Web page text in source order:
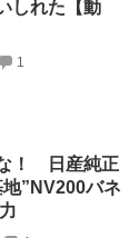
しれた【動
1
！ 日産純正
”NV200バネ